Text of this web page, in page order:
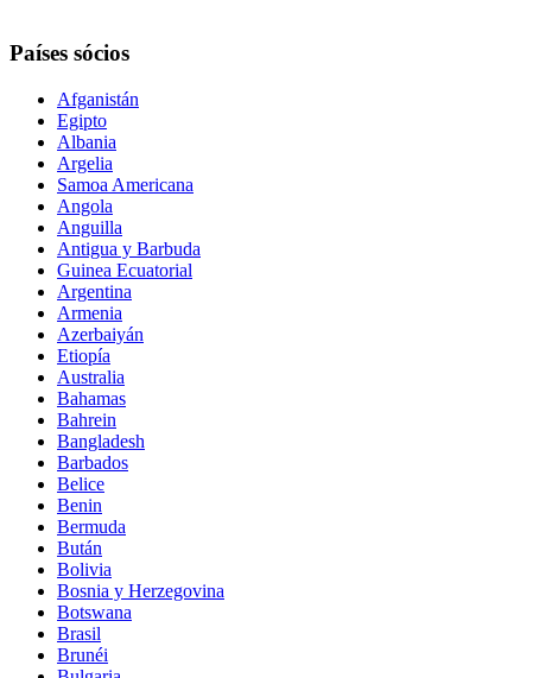
Países sócios
Afganistán
Egipto
Albania
Argelia
Samoa Americana
Angola
Anguilla
Antigua y Barbuda
Guinea Ecuatorial
Argentina
Armenia
Azerbaiyán
Etiopía
Australia
Bahamas
Bahrein
Bangladesh
Barbados
Belice
Benin
Bermuda
Bután
Bolivia
Bosnia y Herzegovina
Botswana
Brasil
Brunéi